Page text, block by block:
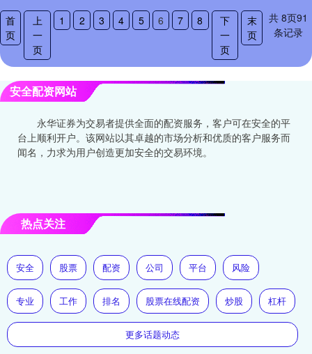
首
页
上
一
页
1 2 3 4 5 6 7 8
下
一
页
末
页
共8页91
条记录
安全配资网站
永华证券为交易者提供全面的配资服务，客户可在安全的平
台上顺利开户。该网站以其卓越的市场分析和优质的客户服务而
闻名，力求为用户创造更加安全的交易环境。
热点关注
安全 股票 配资 公司 平台 风险
专业 工作 排名 股票在线配资 炒股 杠杆
更多话题动态